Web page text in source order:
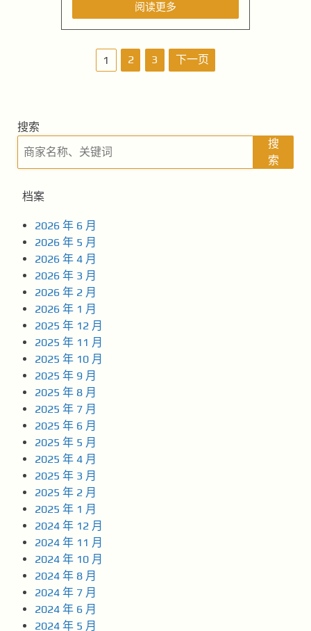
阅读更多
航
1 2 3 下一页
搜索
搜
索
档案
2026 年 6 月
2026 年 5 月
2026 年 4 月
2026 年 3 月
2026 年 2 月
2026 年 1 月
2025 年 12 月
2025 年 11 月
2025 年 10 月
2025 年 9 月
2025 年 8 月
2025 年 7 月
2025 年 6 月
2025 年 5 月
2025 年 4 月
2025 年 3 月
2025 年 2 月
2025 年 1 月
2024 年 12 月
2024 年 11 月
2024 年 10 月
2024 年 8 月
2024 年 7 月
2024 年 6 月
2024 年 5 月